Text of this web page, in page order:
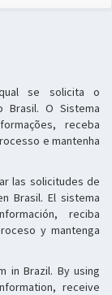
se solicita o
Brasil. O Sistema
receba
e mantenha
las solicitudes de
Brasil. El sistema
reciba
y mantenga
in Brazil. By using
receive